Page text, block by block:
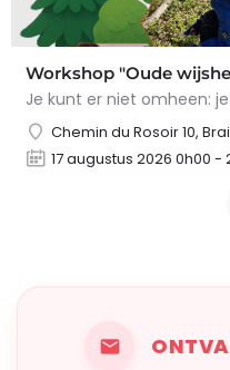
Workshop "Oude
Chemin du Rosoir 10,
17 augustus 2026 0h00 -